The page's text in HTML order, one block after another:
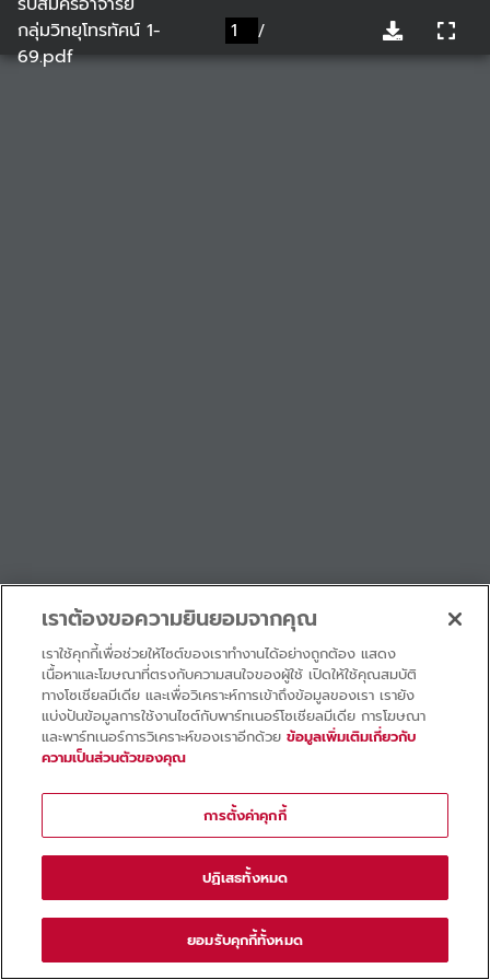
กลุ่มวิทยุโทรทัศน์ 1-
69.pdf
/
เราต้องขอความยินยอมจากคุณ
เราใช้คุกกี้เพื่อช่วยให้ไซต์ของเราทำงานได้อย่างถูกต้อง แสดง
เนื้อหาและโฆษณาที่ตรงกับความสนใจของผู้ใช้ เปิดให้ใช้คุณสมบัติ
ทางโซเชียลมีเดีย และเพื่อวิเคราะห์การเข้าถึงข้อมูลของเรา เรายัง
แบ่งปันข้อมูลการใช้งานไซต์กับพาร์ทเนอร์โซเชียลมีเดีย การโฆษณา
และพาร์ทเนอร์การวิเคราะห์ของเราอีกด้วย ข้อมูลเพิ่มเติมเกี่ยวกับ
ความเป็นส่วนตัวของคุณ
การตั้งค่าคุกกี้
ปฏิเสธทั้งหมด
ยอมรับคุกกี้ทั้งหมด